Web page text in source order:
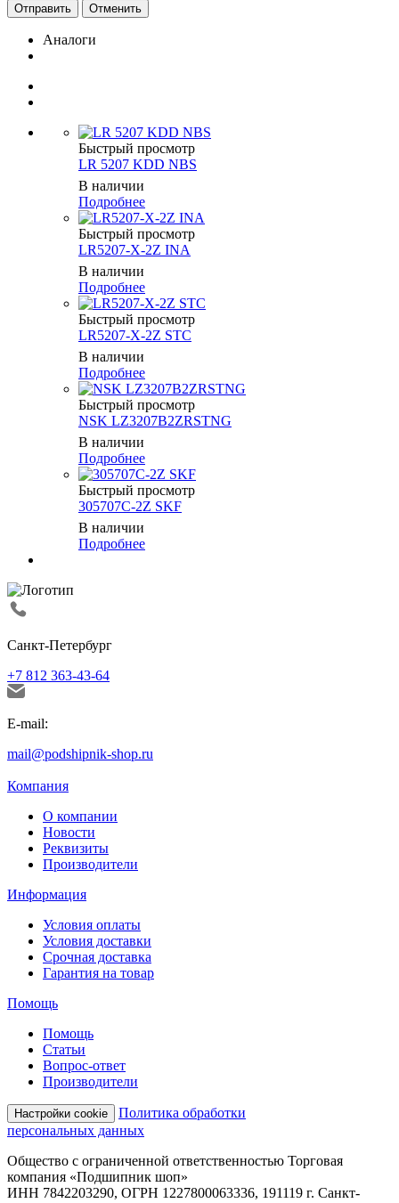
Отменить
Аналоги
Быстрый просмотр
LR 5207 KDD NBS
В наличии
Подробнее
Быстрый просмотр
LR5207-X-2Z INA
В наличии
Подробнее
Быстрый просмотр
LR5207-X-2Z STC
В наличии
Подробнее
Быстрый просмотр
NSK LZ3207B2ZRSTNG
В наличии
Подробнее
Быстрый просмотр
305707C-2Z SKF
В наличии
Подробнее
Санкт-Петербург
+7 812 363-43-64
E-mail:
mail@podshipnik-shop.ru
Компания
О компании
Новости
Реквизиты
Производители
Информация
Условия оплаты
Условия доставки
Срочная доставка
Гарантия на товар
Помощь
Помощь
Статьи
Вопрос-ответ
Производители
Настройки cookie
Политика обработки
персональных данных
Общество с ограниченной ответственностью Торговая
компания «Подшипник шоп»
ИНН 7842203290, ОГРН 1227800063336, 191119 г. Санкт-